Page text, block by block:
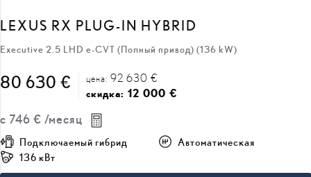
LEXUS RX PLUG-IN HYBRID
Executive 2.5 LHD e-CVT (Полный привод) (136 kW)
80 630 € цена: 92 630 €
скидка: 12 000 €
с 746 € /месяц
Подключаемый гибрид
Автоматическая
136 кВт